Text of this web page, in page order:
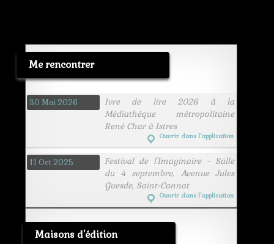
Me rencontrer
30 Mai 2026
Ivre de lire 2026 à la
Médiathèque métropolitaine
René Char à Istres
Ouvrir dans l’application
11 Oct 2025
Festival de l'Imaginaire - Salle
du 4 septembre, Avenue Jules
Guesde, Saint-Cannat
Ouvrir dans l’application
Maisons d'édition